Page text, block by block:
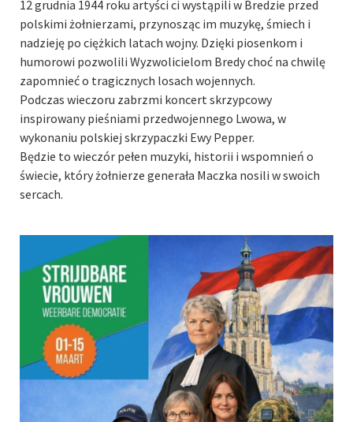
12 grudnia 1944 roku artyści ci wystąpili w Bredzie przed
polskimi żołnierzami, przynosząc im muzykę, śmiech i
nadzieję po ciężkich latach wojny. Dzięki piosenkom i
humorowi pozwolili Wyzwolicielom Bredy choć na chwilę
zapomnieć o tragicznych losach wojennych.
Podczas wieczoru zabrzmi koncert skrzypcowy
inspirowany pieśniami przedwojennego Lwowa, w
wykonaniu polskiej skrzypaczki Ewy Pepper.
Będzie to wieczór pełen muzyki, historii i wspomnień o
świecie, który żołnierze generała Maczka nosili w swoich
sercach.